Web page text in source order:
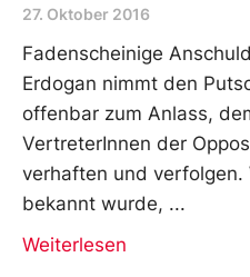
27. Oktober 2016
Fadenscheinige
Erdogan nimmt den
offenbar zum Anlass,
VertreterInnen der
verhaften und verfolgen.
bekannt wurde,
Weiterlesen